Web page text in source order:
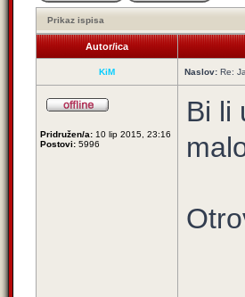
Prikaz ispisa
Autor/ica
KiM Naslov: Re:
Pridružen/a: 10 lip 2015, 23:16
Postovi: 5996
Bi li